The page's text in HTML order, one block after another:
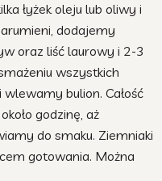
łyżek oleju lub oliwy i
dodajemy
oraz liść laurowy i 2-3
wszystkich
bulion. Całość
godzinę, aż
do smaku. Ziemniaki
gotowania. Można